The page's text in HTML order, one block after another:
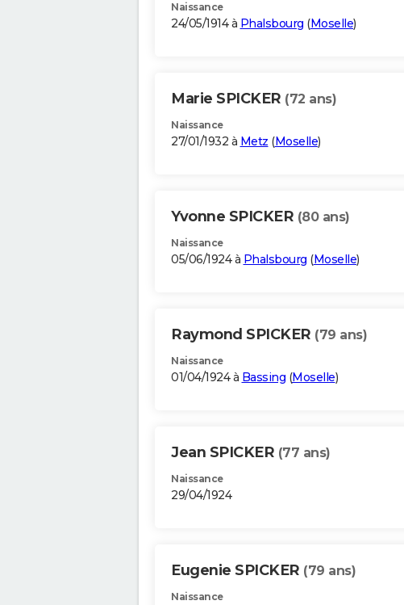
Naissance
24/05/1914 à Phalsbourg (Moselle)
Marie SPICKER (72 ans)
Naissance
27/01/1932 à Metz (Moselle)
Yvonne SPICKER (80 ans)
Naissance
05/06/1924 à Phalsbourg (Moselle)
Raymond SPICKER (79 ans)
Naissance
01/04/1924 à Bassing (Moselle)
Jean SPICKER (77 ans)
Naissance
29/04/1924
Eugenie SPICKER (79 ans)
Naissance